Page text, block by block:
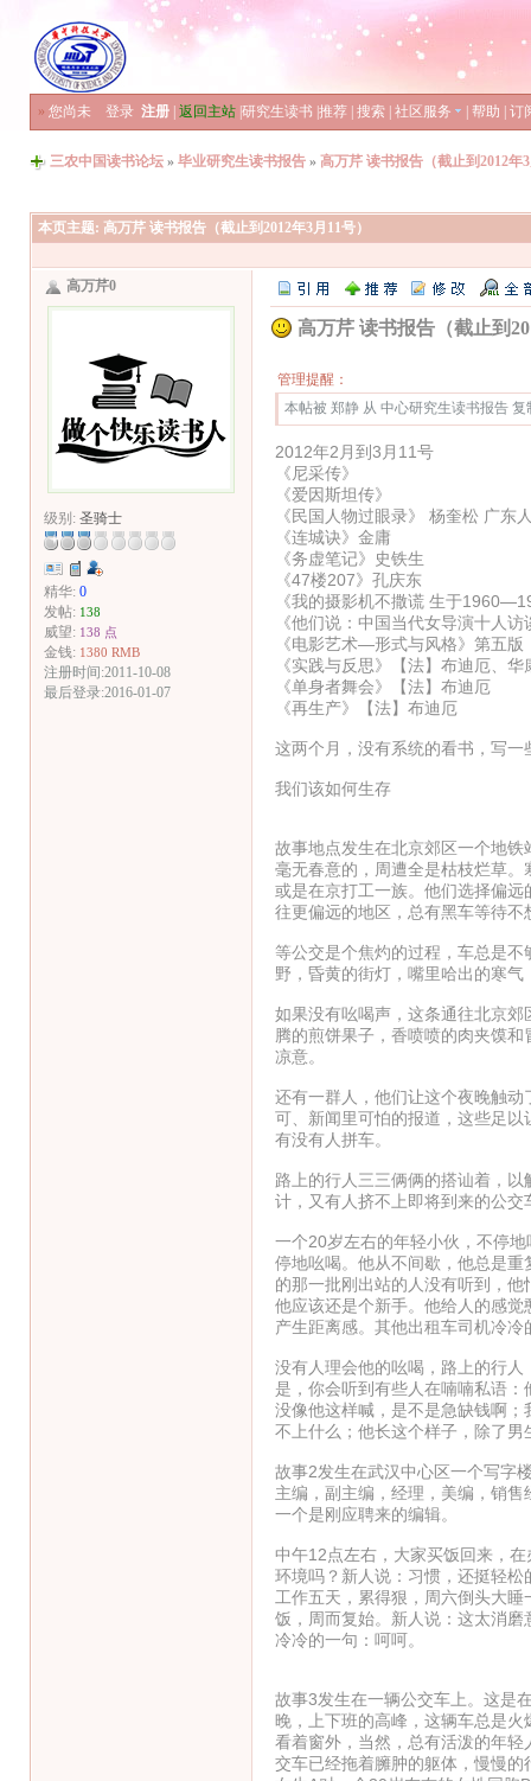
» 您尚未 登录 注册 返回主站 研究生读书 推荐 搜索 社区服务 帮助 订
三农中国读书论坛 » 毕业研究生读书报告 » 高万芹 读书报告（截止到2012年
本页主题: 高万芹 读书报告（截止到2012年3月11号）
高万芹0
级别: 圣骑士
精华: 0
发帖: 138
威望: 138 点
金钱: 1380 RMB
注册时间:2011-10-08
最后登录:2016-01-07
高万芹 读书报告（截止到
管理提醒：
本帖被 郑静 从 中心研究生读书报告
2012年2月到3月11号
《尼采传》
《爱因斯坦传》
《民国人物过眼录》 杨奎松 广东
《连城诀》金庸
《务虚笔记》史铁生
《47楼207》孔庆东
《我的摄影机不撒谎 生于
《他们说：中国当代女导演十人访
《电影艺术—形式与风格》第五
《实践与反思》【法】布迪厄、华
《单身者舞会》【法】布迪厄
《再生产》【法】布迪厄
这两个月，没有系统的看书，写一
我们该如何生存
故事地点发生在北京郊区一个地
毫无春意的，周遭全是枯枝烂草
或是在京打工一族。他们选择偏
往更偏远的地区，总有黑车等待不
等公交是个焦灼的过程，车总是
野，昏黄的街灯，嘴里哈出的寒
如果没有吆喝声，这条通往北京
腾的煎饼果子，香喷喷的肉夹馍
凉意。
还有一群人，他们让这个夜晚触
可、新闻里可怕的报道，这些足
有没有人拼车。
路上的行人三三俩俩的搭讪着，
计，又有人挤不上即将到来的公交
一个20岁左右的年轻小伙，不停
停地吆喝。他从不间歇，他总是
的那一批刚出站的人没有听到，
他应该还是个新手。他给人的感
产生距离感。其他出租车司机冷
没有人理会他的吆喝，路上的行
是，你会听到有些人在喃喃私语
没像他这样喊，是不是急缺钱啊
不上什么；他长这个样子，除了
故事2发生在武汉中心区一个写字
主编，副主编，经理，美编，销
一个是刚应聘来的编辑。
中午12点左右，大家买饭回来，
环境吗？新人说：习惯，还挺轻
工作五天，累得狠，周六倒头大
饭，周而复始。新人说：这太消
冷冷的一句：呵呵。
故事3发生在一辆公交车上。这是
晚，上下班的高峰，这辆车总是
看着窗外，当然，总有活泼的年
交车已经拖着臃肿的躯体，慢慢